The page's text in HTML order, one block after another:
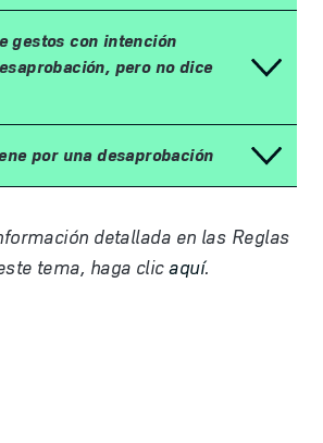
gestos con intención
pero no dice
por una desaprobación
detallada en las Reglas
tema, haga clicaquí.